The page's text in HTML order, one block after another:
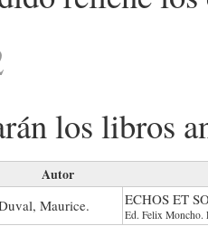
los libros
Autor
Maurice. ECHOS ET
Ed. Felix Moncho.